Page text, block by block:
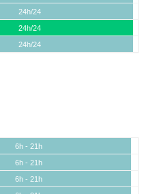
24h/24
24h/24
24h/24
6h - 21h
6h - 21h
6h - 21h